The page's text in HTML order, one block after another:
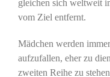
gleichen sich weltweit
vom Ziel entfernt.
Mädchen werden
aufzufallen, eher zu
zweiten Reihe zu